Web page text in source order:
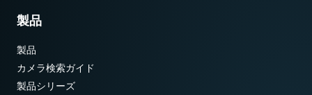
製品
製品
カメラ検索ガイド
製品シリーズ